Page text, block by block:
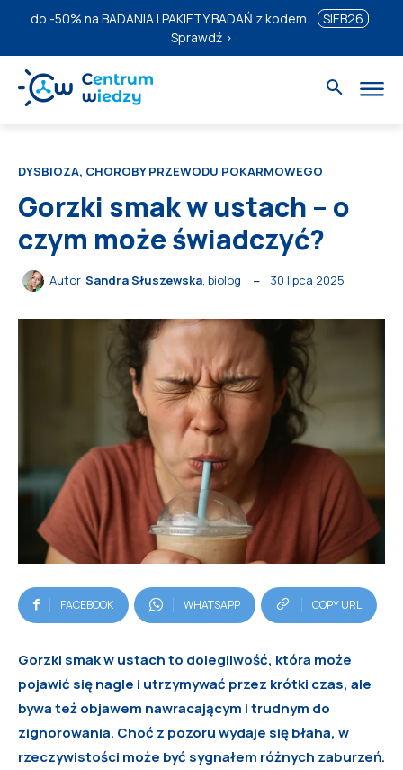
do -50% na BADANIA I PAKIETY BADAŃ z kodem:
SIEB26
Sprawdź ›
DYSBIOZA, CHOROBY PRZEWODU POKARMOWEGO
Gorzki smak w ustach – o
czym może świadczyć?
Autor Sandra Słuszewska, biolog 30 lipca 2025
FACEBOOK WHATSAPP COPY URL
Gorzki smak w ustach to dolegliwość, która może
pojawić się nagle i utrzymywać przez krótki czas, ale
bywa też objawem nawracającym i trudnym do
zignorowania. Choć z pozoru wydaje się błaha, w
rzeczywistości może być sygnałem różnych zaburzeń.